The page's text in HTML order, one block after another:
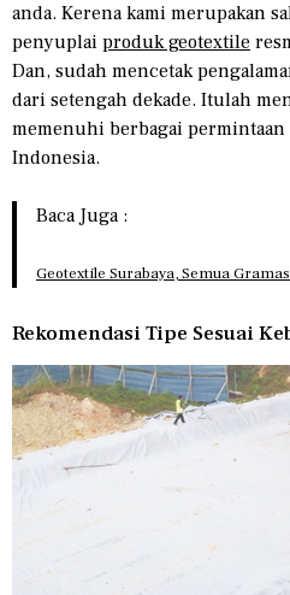
anda. Kerena kami merupakan
penyuplai produk geotextile
Dan, sudah mencetak
dari setengah dekade. Itulah
memenuhi berbagai
Indonesia.
Baca Juga :
Geotextile Surabaya, Semua
Rekomendasi Tipe Sesuai